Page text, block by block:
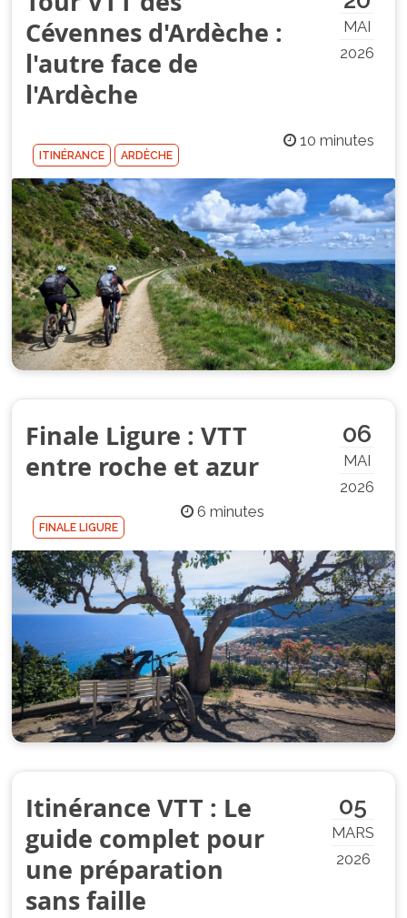
MAI
2026
Cévennes d'Ardèche :
l'autre face de
l'Ardèche
10 minutes
ITINÉRANCE ARDÈCHE
06
MAI
2026
Finale Ligure : VTT
entre roche et azur
6 minutes
FINALE LIGURE
05
MARS
2026
Itinérance VTT : Le
guide complet pour
une préparation
sans faille